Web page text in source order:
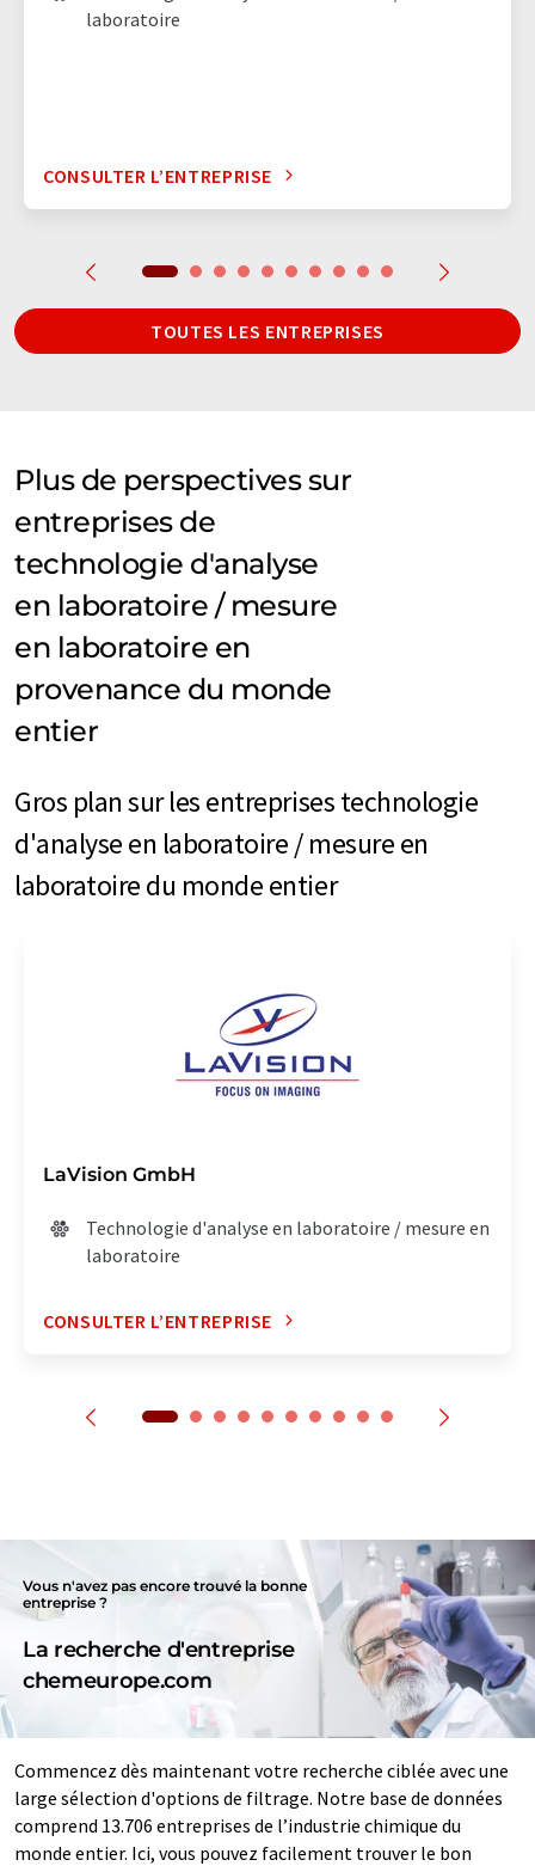
laboratoire
CONSULTER L’ENTREPRISE
TOUTES LES ENTREPRISES
Plus de perspectives sur
entreprises de
technologie d'analyse
en laboratoire / mesure
en laboratoire en
provenance du monde
entier
Gros plan sur les entreprises technologie
d'analyse en laboratoire / mesure en
laboratoire du monde entier
LaVision GmbH
Technologie d'analyse en laboratoire / mesure en
laboratoire
CONSULTER L’ENTREPRISE
Vous n'avez pas encore trouvé la bonne
entreprise ?
La recherche d'entreprise
chemeurope.com
Commencez dès maintenant votre recherche ciblée avec une
large sélection d'options de filtrage. Notre base de données
comprend 13.706 entreprises de l’industrie chimique du
monde entier. Ici, vous pouvez facilement trouver le bon